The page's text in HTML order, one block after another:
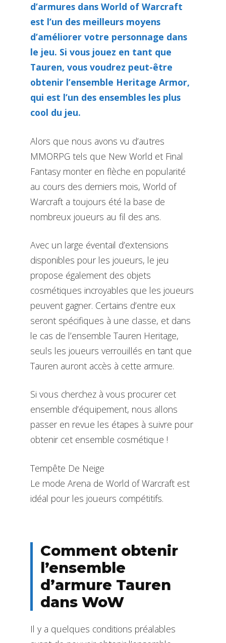
d’armures dans World of Warcraft
est l’un des meilleurs moyens
d’améliorer votre personnage dans
le jeu. Si vous jouez en tant que
Tauren, vous voudrez peut-être
obtenir l’ensemble Heritage Armor,
qui est l’un des ensembles les plus
cool du jeu.
Alors que nous avons vu d’autres
MMORPG tels que New World et Final
Fantasy monter en flèche en popularité
au cours des derniers mois, World of
Warcraft a toujours été la base de
nombreux joueurs au fil des ans.
Avec un large éventail d’extensions
disponibles pour les joueurs, le jeu
propose également des objets
cosmétiques incroyables que les joueurs
peuvent gagner. Certains d’entre eux
seront spécifiques à une classe, et dans
le cas de l’ensemble Tauren Heritage,
seuls les joueurs verrouillés en tant que
Tauren auront accès à cette armure.
Si vous cherchez à vous procurer cet
ensemble d’équipement, nous allons
passer en revue les étapes à suivre pour
obtenir cet ensemble cosmétique !
Tempête De Neige
Le mode Arena de World of Warcraft est
idéal pour les joueurs compétitifs.
Comment obtenir
l’ensemble
d’armure Tauren
dans WoW
Il y a quelques conditions préalables